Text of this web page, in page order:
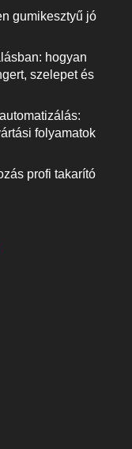
gumikesztyű jó
hogyan
szelepet és
folyamatok
profi takarító